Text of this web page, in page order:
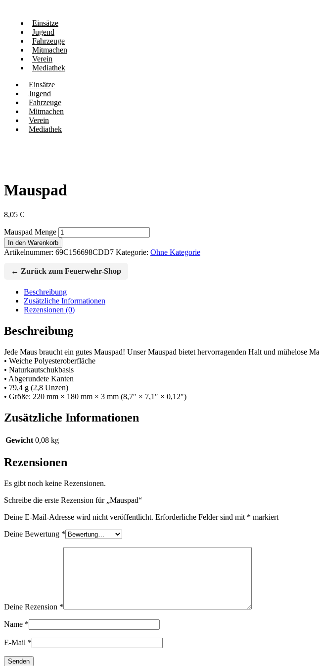
Einsätze
Jugend
Fahrzeuge
Mitmachen
Verein
Mediathek
Einsätze
Jugend
Fahrzeuge
Mitmachen
Verein
Mediathek
Mauspad
8,05 €
Mauspad Menge
In den Warenkorb
Artikelnummer: 69C156698CDD7 Kategorie: Ohne Kategorie
← Zurück zum Feuerwehr-Shop
Beschreibung
Zusätzliche Informationen
Rezensionen (0)
Beschreibung
Jede Maus braucht ein gutes Mauspad! Unser Mauspad bietet hervorragenden Halt und mühelose
• Weiche Polyesteroberfläche
• Naturkautschukbasis
• Abgerundete Kanten
• 79,4 g (2,8 Unzen)
• Größe: 220 mm × 180 mm × 3 mm (8,7″ × 7,1″ × 0,12″)
Zusätzliche Informationen
Gewicht 0,08 kg
Rezensionen
Es gibt noch keine Rezensionen.
Schreibe die erste Rezension für „Mauspad“
Deine E-Mail-Adresse wird nicht veröffentlicht. Erforderliche Felder sind mit * markiert
Deine Bewertung *
Deine Rezension *
Name *
E-Mail *